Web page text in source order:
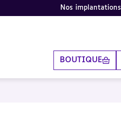
Nos implantations
BOUTIQUE